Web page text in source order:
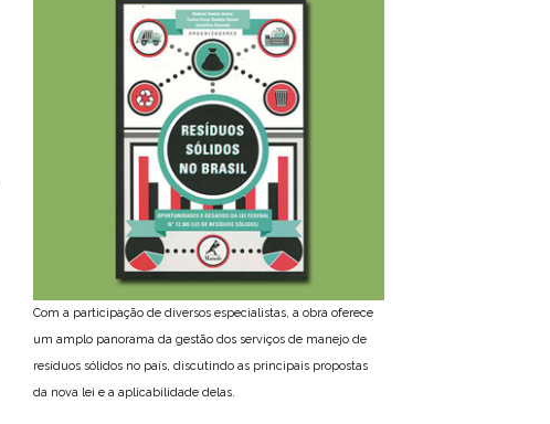
Com a participação de diversos especialistas, a obra oferece
um amplo panorama da gestão dos serviços de manejo de
resíduos sólidos no país, discutindo as principais propostas
da nova lei e a aplicabilidade delas.